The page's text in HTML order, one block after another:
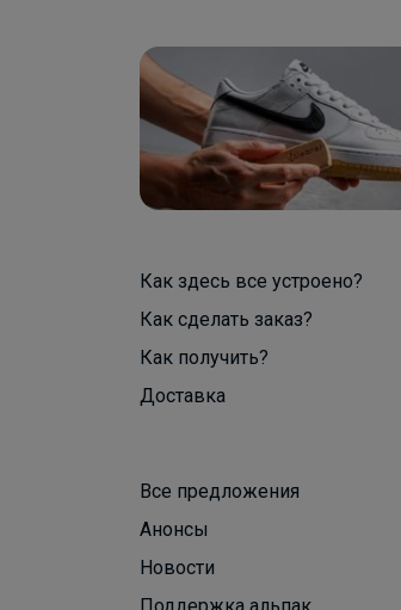
Как здесь все устроено?
Как сделать заказ?
Как получить?
Доставка
Все предложения
Анонсы
Новости